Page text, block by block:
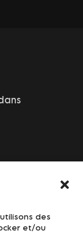
des
et/ou